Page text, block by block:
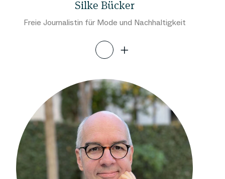
Silke Bücker
Freie Journalistin für Mode und Nachhaltigkeit